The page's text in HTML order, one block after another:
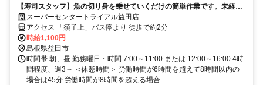
【寿司スタッフ】魚の切り身を乗せていくだけの簡単作業です。未経験
者大歓迎！
スーパーセンタートライアル益田店
アクセス 「須子上」バス停より 徒歩で約2分
時給1,100円
島根県益田市
時間帯 朝、昼 勤務曜日・時間 7:00～11:00 または 12:00～16:00 4時
間程度、週3～ ＜休憩時間＞ 労働時間が6時間を超えて8時間以内の
場合は45分 労働時間が8時間を超える場合...